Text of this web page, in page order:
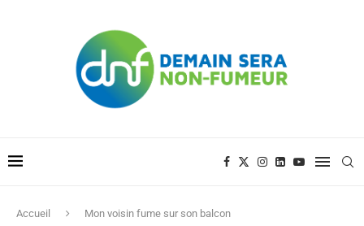
Accueil Mon voisin fume sur son balcon